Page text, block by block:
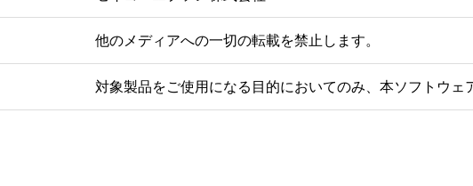
他のメディアへの一切の転載を禁止します。
対象製品をご使用になる目的においてのみ、本ソフトウェ